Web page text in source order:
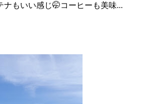
ナもいい感じ🤭コーヒーも美味...